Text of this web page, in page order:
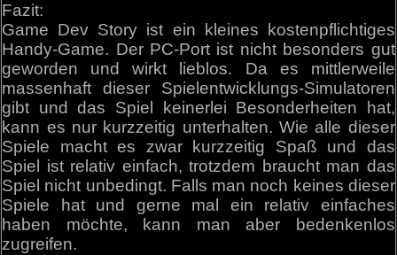
Fazit:
Game Dev Story ist ein kleines kostenpflichtiges
Handy-Game. Der PC-Port ist nicht besonders gut
geworden und wirkt lieblos. Da es mittlerweile
massenhaft dieser Spielentwicklungs-Simulatoren
gibt und das Spiel keinerlei Besonderheiten hat,
kann es nur kurzzeitig unterhalten. Wie alle dieser
Spiele macht es zwar kurzzeitig Spaß und das
Spiel ist relativ einfach, trotzdem braucht man das
Spiel nicht unbedingt. Falls man noch keines dieser
Spiele hat und gerne mal ein relativ einfaches
haben möchte, kann man aber bedenkenlos
zugreifen.